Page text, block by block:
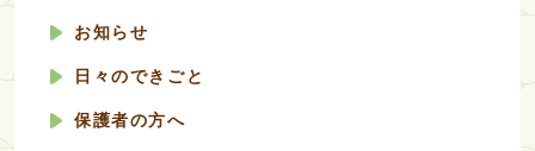
お知らせ
日々のできごと
保護者の方へ